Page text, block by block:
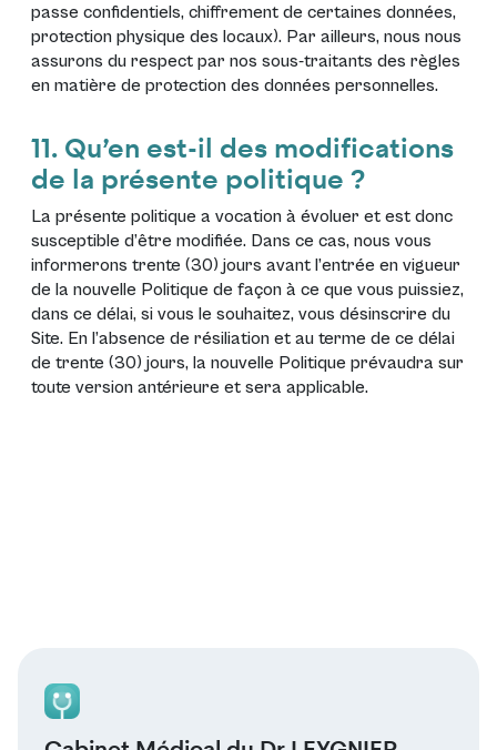
passe confidentiels, chiffrement de certaines données,
protection physique des locaux). Par ailleurs, nous nous
assurons du respect par nos sous-traitants des règles
en matière de protection des données personnelles.
11. Qu’en est-il des modifications
de la présente politique ?
La présente politique a vocation à évoluer et est donc
susceptible d’être modifiée. Dans ce cas, nous vous
informerons trente (30) jours avant l’entrée en vigueur
de la nouvelle Politique de façon à ce que vous puissiez,
dans ce délai, si vous le souhaitez, vous désinscrire du
Site. En l’absence de résiliation et au terme de ce délai
de trente (30) jours, la nouvelle Politique prévaudra sur
toute version antérieure et sera applicable.